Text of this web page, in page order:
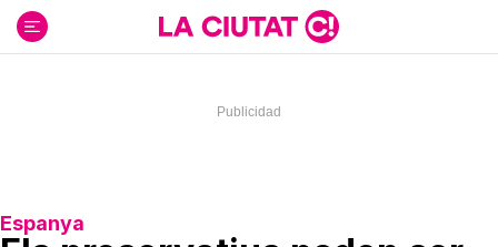
contenido
Espanya